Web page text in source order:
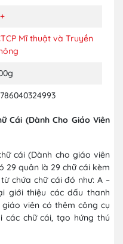
Mĩ thuật và Truyền
Cái (Dành Cho Giáo Viên
cái (Dành cho giáo viên
29 quân là 29 chữ cái kèm
chứa chữ cái đó như: A –
giới thiệu các dấu thanh
viên có thêm công cụ
chữ cái, tạo hứng thú